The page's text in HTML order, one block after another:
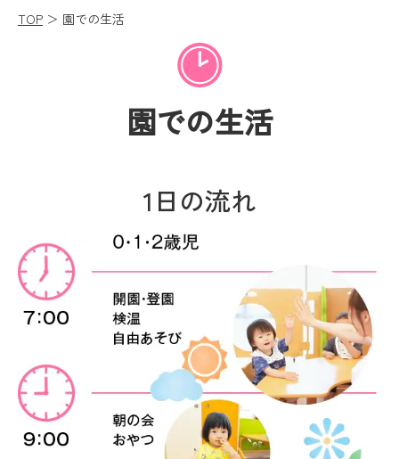
TOP ＞ 園での生活
園での生活
1日の流れ